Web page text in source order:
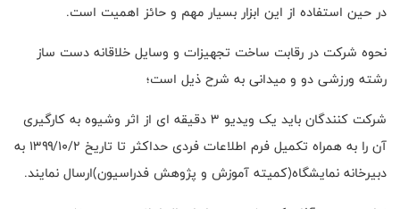
در حین استفاده از این ابزار بسیار مهم و حائز اهمیت است.
نحوه شرکت در رقابت ساخت تجهیزات و وسایل خلاقانه دست ساز
رشته ورزشی دو و میدانی به شرح ذیل است؛
شرکت کنندگان باید یک ویدیو ۳ دقیقه ای از اثر و‌شیوه به کارگیری
آن را به همراه تکمیل فرم اطلاعات فردی حداکثر تا تاریخ ۱۳۹۹/۱۰/۲ به
دبیرخانه نمایشگاه(کمیته آموزش و پژوهش فدراسیون)ارسال نمایند.